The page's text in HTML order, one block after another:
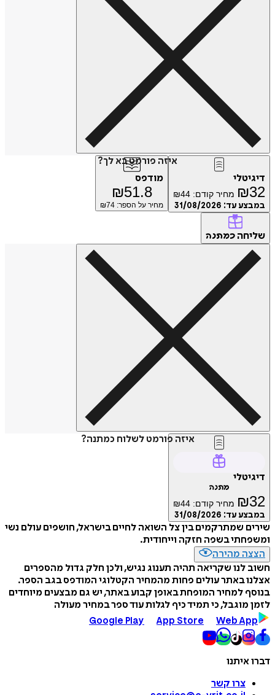
איזה פורמט בא לך?
דיגיטלי
₪32 מחיר קודם: ₪44
במבצע עד: 31/08/2026
מודפס
₪51.8
מחיר על הספר: ₪ 74
שליחה כמתנה
איזה פורמט לשלוח כמתנה?
דיגיטלי
מתנה
₪32 מחיר קודם: ₪44
במבצע עד: 31/08/2026
שירים שמתרקמים בין צל השואה לחיים בישראל, חושפים עולם נשי
ומשפחתי בשפה חזקה וייחודית.
הצצה מהירה
חשוב לנו שקריאה תהיה תענוג נגיש, ולכן חלק גדול מהספרים
אצלנו באתר עולים פחות מהמחיר הקטלוגי המודפס בגב הספר.
בנוסף למחיר המופחת באופן קבוע באתר, יש גם מבצעים מיוחדים
לזמן מוגבל, כי תמיד כיף לגלות עוד ספר במחיר מעולה
Google Play
App Store Web App
דברו איתנו
צרו קשר